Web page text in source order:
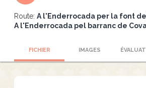
Route: A l'Enderrocada per la font
A l'Enderrocada pel barranc de
FICHIER IMAGES